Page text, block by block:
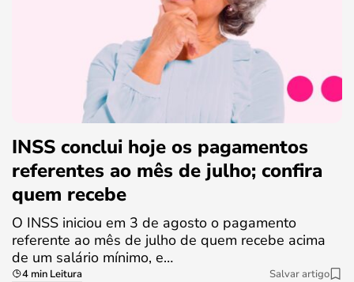
INSS conclui hoje os pagamentos
referentes ao mês de julho; confira
quem recebe
O INSS iniciou em 3 de agosto o pagamento
referente ao mês de julho de quem recebe acima
de um salário mínimo, e…
4 min Leitura Salvar artigo